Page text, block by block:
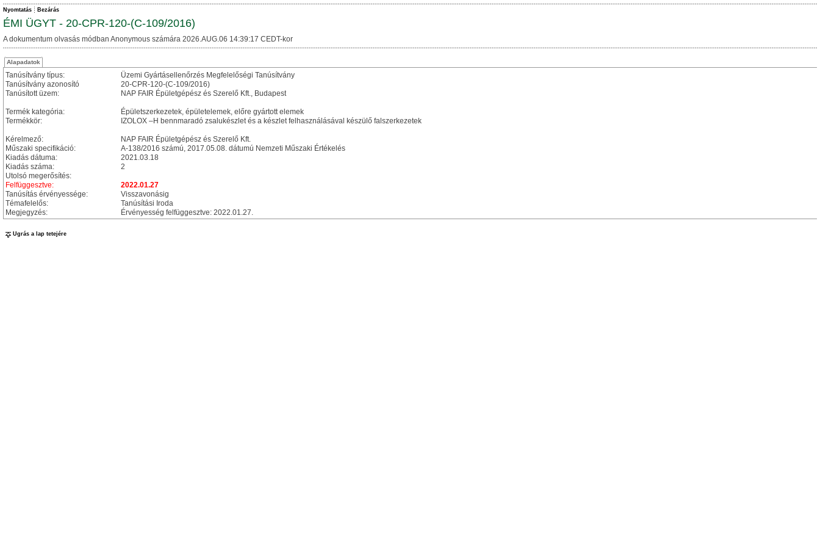
Nyomtatás Bezárás
ÉMI ÜGYT - 20-CPR-120-(C-109/2016)
A dokumentum olvasás módban Anonymous számára 2026.AUG.06 14:39:17 CEDT-kor
Alapadatok
Tanúsítvány típus:
Üzemi Gyártásellenőrzés Megfelelőségi Tanúsítvány
Tanúsítvány azonosító
20-CPR-120-(C-109/2016)
Tanúsított üzem:
NAP FAIR Épületgépész és Szerelő Kft., Budapest
Termék kategória:
Épületszerkezetek, épületelemek, előre gyártott elemek
Termékkör:
IZOLOX –H bennmaradó zsalukészlet és a készlet felhasználásával készülő falszerkezetek
Kérelmező:
NAP FAIR Épületgépész és Szerelő Kft.
Műszaki specifikáció:
A-138/2016 számú, 2017.05.08. dátumú Nemzeti Műszaki Értékelés
Kiadás dátuma:
2021.03.18
Kiadás száma:
2
Utolsó megerősítés:
Felfüggesztve:
2022.01.27
Tanúsítás érvényessége:
Visszavonásig
Témafelelős:
Tanúsítási Iroda
Megjegyzés:
Érvényesség felfüggesztve: 2022.01.27.
Ugrás a lap tetejére